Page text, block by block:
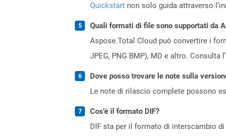
Quickstart non solo guida attraverso
Quali formati di file sono supportati da
Aspose.Total Cloud può convertire i
JPEG, PNG BMP), MD e altro. Consulta
Dove posso trovare le note sulla
Le note di rilascio complete possono
Cos'è il formato DIF?
DIF sta per il formato di interscambio